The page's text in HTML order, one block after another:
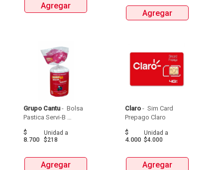
Agregar
Agregar
Grupo Cantu - Bolsa
Pastica Servi-B
Papelera 40 X 50  X
40Unds
$
8.700
Unidad a
$218
Agregar
Claro - Sim Card
$
4.000
Unidad a
$4.000
Agregar